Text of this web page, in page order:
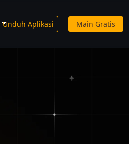
Unduh Aplikasi Main Gratis